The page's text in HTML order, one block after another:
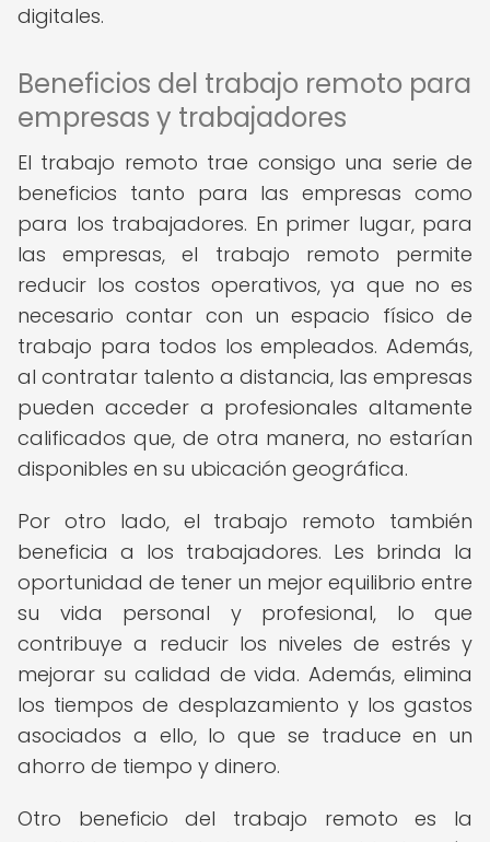
digitales.
Beneficios del trabajo remoto para
empresas y trabajadores
El trabajo remoto trae consigo una serie de
beneficios tanto para las empresas como
para los trabajadores. En primer lugar, para
las empresas, el trabajo remoto permite
reducir los costos operativos, ya que no es
necesario contar con un espacio físico de
trabajo para todos los empleados. Además,
al contratar talento a distancia, las empresas
pueden acceder a profesionales altamente
calificados que, de otra manera, no estarían
disponibles en su ubicación geográfica.
Por otro lado, el trabajo remoto también
beneficia a los trabajadores. Les brinda la
oportunidad de tener un mejor equilibrio entre
su vida personal y profesional, lo que
contribuye a reducir los niveles de estrés y
mejorar su calidad de vida. Además, elimina
los tiempos de desplazamiento y los gastos
asociados a ello, lo que se traduce en un
ahorro de tiempo y dinero.
Otro beneficio del trabajo remoto es la